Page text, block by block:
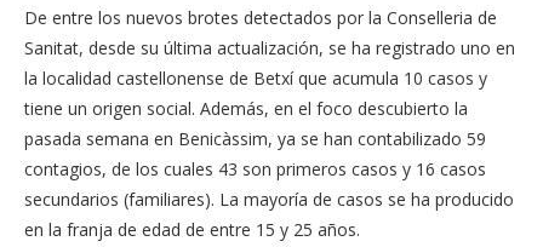
De entre los nuevos brotes detectados por la Conselleria de
Sanitat, desde su última actualización, se ha registrado uno en
la localidad castellonense de Betxí que acumula 10 casos y
tiene un origen social. Además, en el foco descubierto la
pasada semana en Benicàssim, ya se han contabilizado 59
contagios, de los cuales 43 son primeros casos y 16 casos
secundarios (familiares). La mayoría de casos se ha producido
en la franja de edad de entre 15 y 25 años.